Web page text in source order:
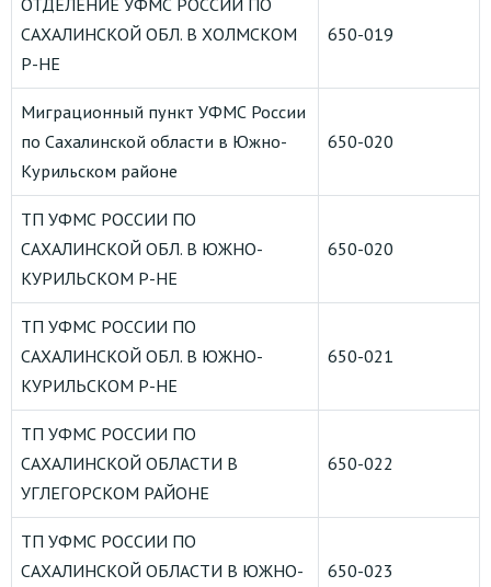
САХАЛИНСКОЙ ОБЛ. В ХОЛМСКОМ
Р-НЕ
650-019
Миграционный пункт УФМС России
по Сахалинской области в Южно-
Курильском районе
650-020
ТП УФМС РОССИИ ПО
САХАЛИНСКОЙ ОБЛ. В ЮЖНО-
КУРИЛЬСКОМ Р-НЕ
650-020
ТП УФМС РОССИИ ПО
САХАЛИНСКОЙ ОБЛ. В ЮЖНО-
КУРИЛЬСКОМ Р-НЕ
650-021
ТП УФМС РОССИИ ПО
САХАЛИНСКОЙ ОБЛАСТИ В
УГЛЕГОРСКОМ РАЙОНЕ
650-022
ТП УФМС РОССИИ ПО
САХАЛИНСКОЙ ОБЛАСТИ В ЮЖНО-
650-023